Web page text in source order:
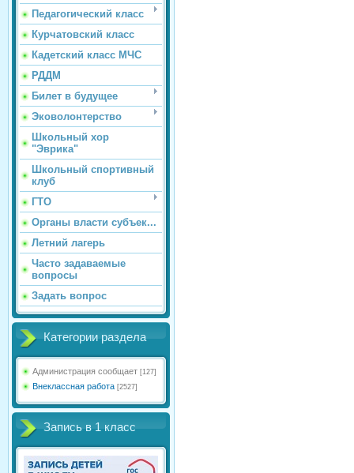
Педагогический класс
Курчатовский класс
Кадетский класс МЧС
РДДМ
Билет в будущее
Эковолонтерство
Школьный хор
"Эврика"
Школьный спортивный
клуб
ГТО
Органы власти субъек...
Летний лагерь
Часто задаваемые
вопросы
Задать вопрос
Категории раздела
Администрация сообщает [127]
Внеклассная работа [2527]
Запись в 1 класс